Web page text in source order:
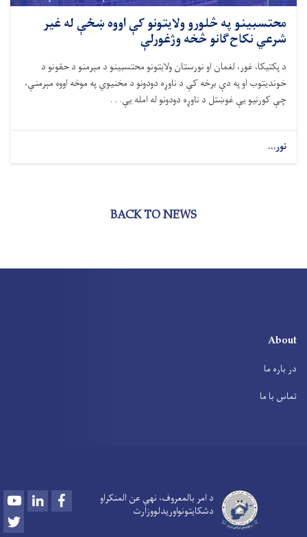
محتسبینو په څلورو ولایتونو کې اووه ښځې له غیر
شرعي نکاح‌ګانو څخه وژغورلې
د پکتیکا، غور، لغمان او نورستان ولایتونو محتسبینو د مېرمنو د حقونو د
خوندیتوب او په دې برخه کې د ناوړه دودونو د مخنیوي په موخه اووه مېرمنې،
چې کورنیو یې غوښتل د ناوړه دودونو له امله یې. . .
نور...
BACK TO NEWS
About
در باره ما
تماس با ما
د امر بالمعروف، نهي عن المنکراو
دشکایتونواوريدلووزارت
YoutubeLinkedInFacebook